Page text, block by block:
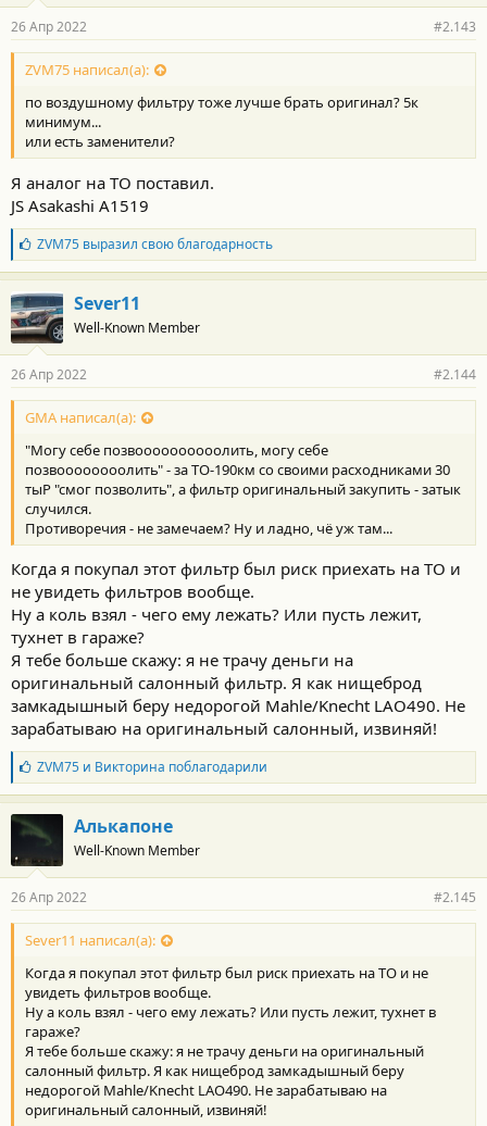
н
о
с
и
:
26 Апр 2022 #2.143
ZVM75 написал(а):
по воздушному фильтру тоже лучше брать оригинал? 5к
минимум...
или есть заменители?
Я аналог на ТО поставил.
JS Asakashi A1519
Б
л
а
г
о
д
а
н
о
с
и
:
ZVM75выразил свою благодарность
Sever11
Well-Known Member
26 Апр 2022 #2.144
GMA написал(а):
"Могу себе позвоооооооооолить, могу себе
позвоооооооолить" - за ТО-190км со своими расходниками 30
тыР "смог позволить", а фильтр оригинальный закупить - затык
случился.
Противоречия - не замечаем? Ну и ладно, чё уж там...
Когда я покупал этот фильтр был риск приехать на ТО и
не увидеть фильтров вообще.
Ну а коль взял - чего ему лежать? Или пусть лежит,
тухнет в гараже?
Я тебе больше скажу: я не трачу деньги на
оригинальный салонный фильтр. Я как нищеброд
замкадышный беру недорогой Mahle/Knecht LAO490. Не
зарабатываю на оригинальный салонный, извиняй!
Б
л
а
г
о
а
н
о
с
и
:
ZVM75и Викторина поблагодарили
Алькапоне
Well-Known Member
26 Апр 2022 #2.145
Sever11 написал(а):
Когда я покупал этот фильтр был риск приехать на ТО и не
увидеть фильтров вообще.
Ну а коль взял - чего ему лежать? Или пусть лежит, тухнет в
гараже?
Я тебе больше скажу: я не трачу деньги на оригинальный
салонный фильтр. Я как нищеброд замкадышный беру
недорогой Mahle/Knecht LAO490. Не зарабатываю на
оригинальный салонный, извиняй!